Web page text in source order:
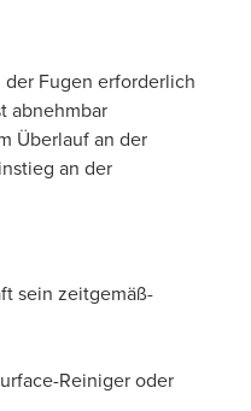
Fugen erforderlich
abnehmbar
Überlauf an der
an der
sein zeitgemäß-
Reiniger oder